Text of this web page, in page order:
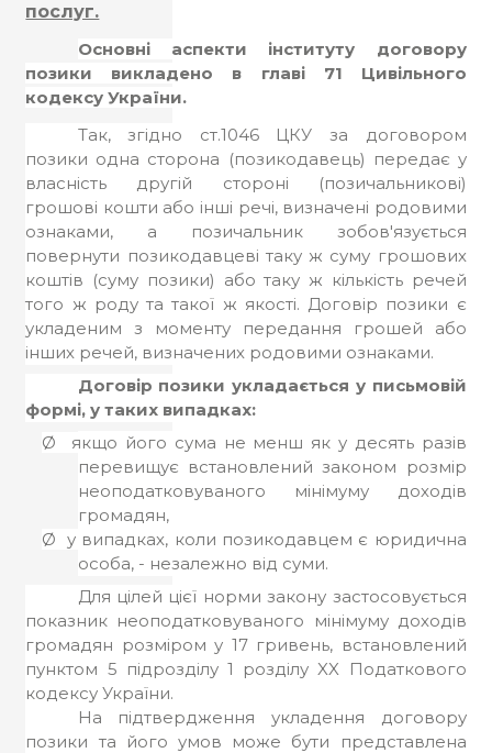
послуг.
Основні аспекти інституту договору
позики викладено в главі 71 Цивільного
кодексу України.
Так, згідно ст.1046 ЦКУ за договором
позики одна сторона (позикодавець) передає у
власність другій стороні (позичальникові)
грошові кошти або інші речі, визначені родовими
ознаками, а позичальник зобов'язується
повернути позикодавцеві таку ж суму грошових
коштів (суму позики) або таку ж кількість речей
того ж роду та такої ж якості. Договір позики є
укладеним з моменту передання грошей або
інших речей, визначених родовими ознаками.
Договір позики укладається у письмовій
формі, у таких випадках:
Ø
якщо його сума не менш як у десять разів
перевищує встановлений законом розмір
неоподатковуваного мінімуму доходів
громадян,
Ø у випадках, коли позикодавцем є юридична
особа, - незалежно від суми.
Для цілей цієї норми закону застосовується
показник неоподатковуваного мінімуму доходів
громадян розміром у 17 гривень, встановлений
пунктом 5 підрозділу 1 розділу XX Податкового
кодексу України.
На підтвердження укладення договору
позики та його умов може бути представлена